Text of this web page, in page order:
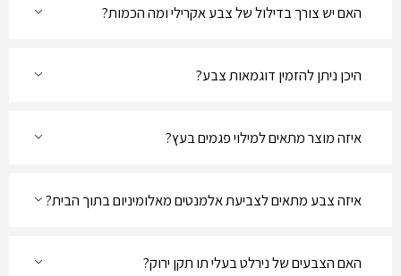
האם יש צורך בדילול של צבע אקרילי ומה הכמות?
היכן ניתן להזמין דוגמאות צבע?
איזה מוצר מתאים למילוי פגמים בעץ?
איזה צבע מתאים לצביעת אלמנטים מאלומיניום בתוך הבית?
האם הצבעים של נירלט בעלי תו תקן ירוק?